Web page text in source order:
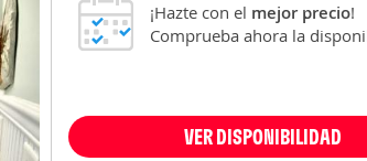
¡Hazte con el mejor precio!
Comprueba ahora la
VER DISPONIBILIDAD